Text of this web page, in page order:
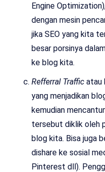
Engine
dengan mesin
jika SEO yang kita
besar porsinya
ke blog kita.
Refferral Traffic atau
yang menjadikan
kemudian
tersebut diklik oleh
blog kita. Bisa juga
dishare ke sosial
Pinterest dll).